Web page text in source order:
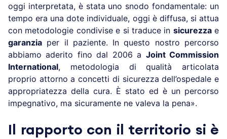
oggi interpretata, è stata uno snodo fondamentale: un
tempo era una dote individuale, oggi è diffusa, si attua
con metodologie condivise e si traduce in sicurezzae
garanzia per il paziente. In questo nostro percorso
abbiamo aderito fino dal 2006 a Joint Commission
International, metodologia di qualità articolata
proprio attorno a concetti di sicurezza dell’ospedale e
appropriatezza della cura. È stato ed è un percorso
impegnativo, ma sicuramente ne valeva la pena».
Il rapporto con il territorio si è